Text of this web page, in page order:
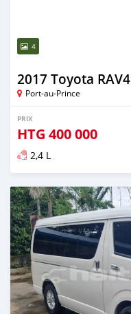
4
2017 Toyota RAV4
Port-au-Prince
PRIX
HTG 400 000
2,4 L
Publié il y a environ 2 ans